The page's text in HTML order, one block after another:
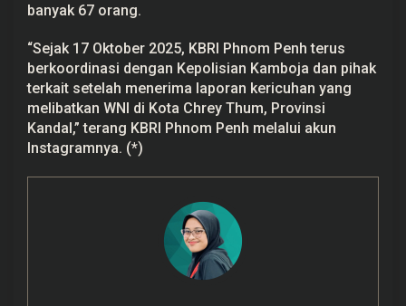
banyak 67 orang.
“Sejak 17 Oktober 2025, KBRI Phnom Penh terus
berkoordinasi dengan Kepolisian Kamboja dan pihak
terkait setelah menerima laporan kericuhan yang
melibatkan WNI di Kota Chrey Thum, Provinsi
Kandal,” terang KBRI Phnom Penh melalui akun
Instagramnya. (*)